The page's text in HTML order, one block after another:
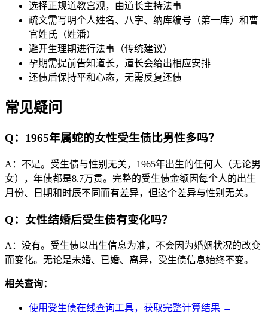
选择正规道教宫观，由道长主持法事
疏文需写明个人姓名、八字、纳库编号（第一库）和曹
官姓氏（姓潘）
避开生理期进行法事（传统建议）
孕期需提前告知道长，道长会给出相应安排
还债后保持平和心态，无需反复还债
常见疑问
Q：1965年属蛇的女性受生债比男性多吗？
A：不是。受生债与性别无关，1965年出生的任何人（无论男
女），年债都是8.7万贯。完整的受生债金额因每个人的出生
月份、日期和时辰不同而有差异，但这个差异与性别无关。
Q：女性结婚后受生债有变化吗？
A：没有。受生债以出生信息为准，不会因为婚姻状况的改变
而变化。无论是未婚、已婚、离异，受生债信息始终不变。
相关查询：
使用受生债在线查询工具，获取完整计算结果 →